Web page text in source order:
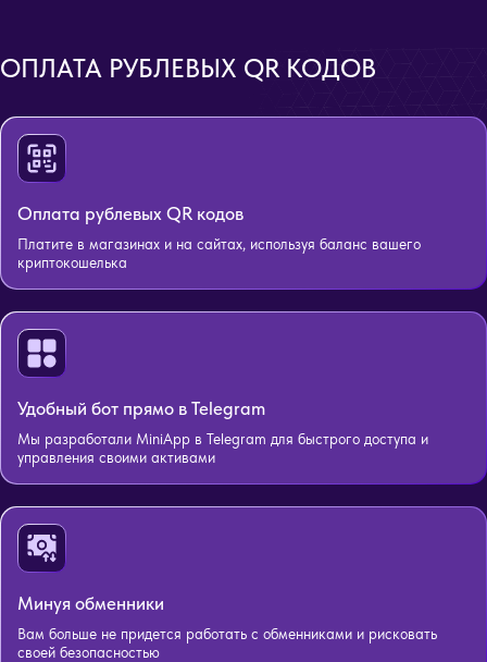
ОПЛАТА РУБЛЕВЫХ QR КОДОВ
Оплата рублевых QR кодов
Платите в магазинах и на сайтах, используя баланс вашего
криптокошелька
Удобный бот прямо в Telegram
Мы разработали MiniApp в Telegram для быстрого доступа и
управления своими активами
Минуя обменники
Вам больше не придется работать с обменниками и рисковать
своей безопасностью